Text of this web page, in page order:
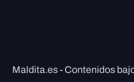
Maldita.es - Contenidos